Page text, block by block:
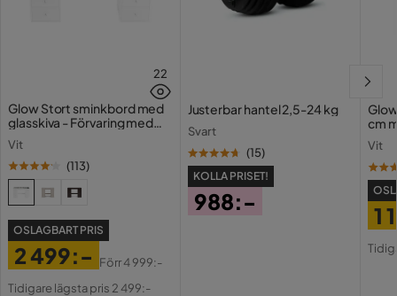
22
Glow Stort sminkbord med
glasskiva - Förvaring med
Vit
(113)
OSLAGBART PRIS
Pris
2 499:-
Original
Förr4 999:-
Tidigare lägsta pris 2 499:-
Justerbar hantel 2,5-24 kg
Svart
(15)
KOLLA PRISET!
988:-
cm
Vit
1